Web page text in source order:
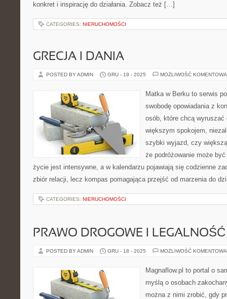
konkret i inspirację do działania. Zobacz też […]
CATEGORIES: NIERUCHOMOŚCI
GRECJA I DANIA
POSTED BY ADMIN GRU - 19 - 2025 MOŻLIWOŚĆ
Matka w Berku to serwis
swobodę opowiadania z
osób, które chcą
większym spokojem,
szybki wyjazd, czy
że podróżowanie może
życie jest intensywne, a w kalendarzu pojawiają się codzienne
zbiór relacji, lecz kompas pomagająca przejść od marzenia do
CATEGORIES: NIERUCHOMOŚCI
PRAWO DROGOWE I
POSTED BY ADMIN GRU - 18 - 2025 MOŻLIWOŚĆ
Magnaflow.pl to portal o
myślą o osobach
można z nimi zrobić, gdy